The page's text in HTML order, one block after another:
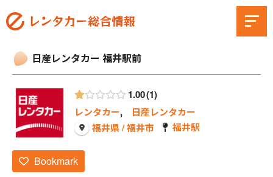
日産レンタカー 福井駅前
1.00 1
レンタカー, 日産レンタカー
福井県 / 福井市
福井駅
Bookmark